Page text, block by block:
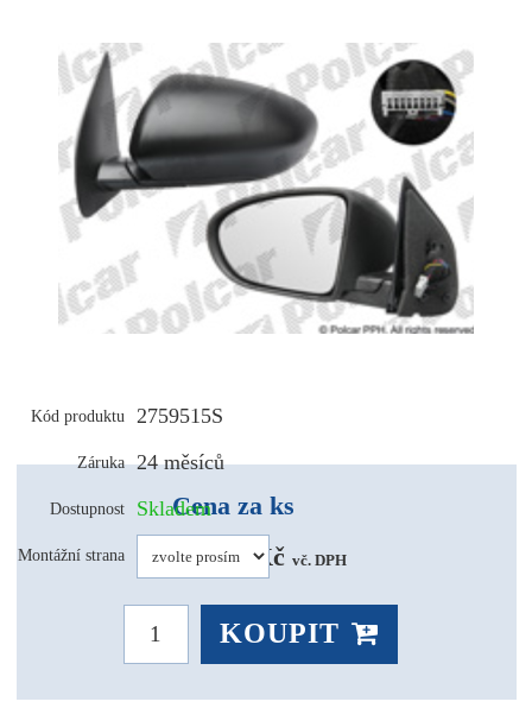
Kód produktu 2759515S
Záruka 24 měsíců
Dostupnost Skladem
Montážní strana
Cena za ks
1 839 Kč vč. DPH
KOUPIT